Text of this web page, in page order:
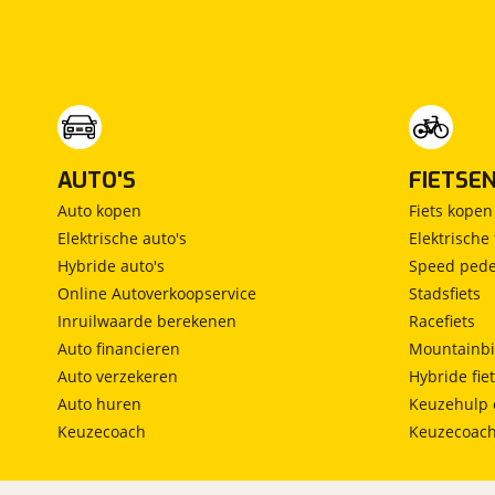
AUTO'S
Auto kopen
Elektrische auto's
Hybride auto's
Online Autoverkoopservice
Inruilwaarde berekenen
Auto financieren
Auto verzekeren
Auto huren
Keuzecoach
Fiets kopen
Elektrische
Speed
Stadsfiets
Racefiets
Hybride
Keuzehulp